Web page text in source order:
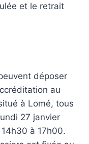
et le retrait
déposer
au
à Lomé, tous
27 janvier
à 17h00.